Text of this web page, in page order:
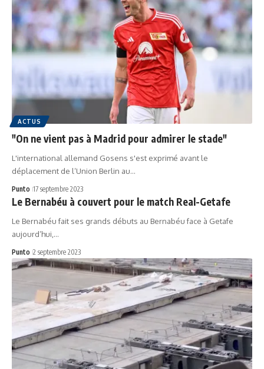
ACTUS
"On ne vient pas à Madrid pour admirer le stade"
L'international allemand Gosens s'est exprimé avant le
déplacement de l’Union Berlin au…
Punto 17 septembre 2023
Le Bernabéu à couvert pour le match Real-Getafe
Le Bernabéu fait ses grands débuts au Bernabéu face à Getafe
aujourd’hui,…
Punto 2 septembre 2023